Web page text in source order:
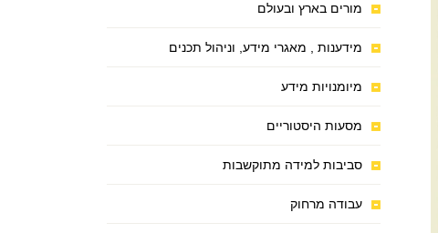
מורים בארץ ובעולם
מידענות , מאגרי מידע, וניהול תכנים
מיומנויות מידע
מסעות היסטוריים
סביבות למידה מתוקשבות
עבודה מרחוק